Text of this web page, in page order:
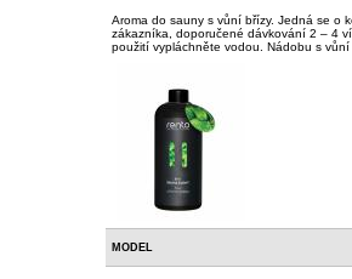
Aroma do sauny s vůní břízy. Jedná se o
zákazníka, doporučené dávkování 2 – 4
použití vypláchněte vodou. Nádobu s
MODEL